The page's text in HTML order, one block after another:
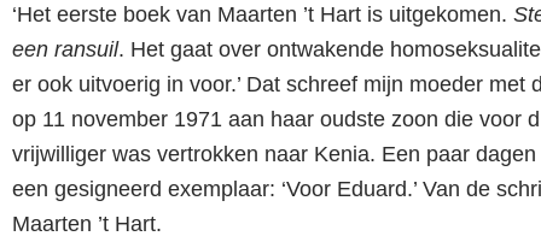
‘Het eerste boek van Maarten ’t Hart is uitgekomen.
een ransuil. Het gaat over ontwakende
er ook uitvoerig in voor.’ Dat schreef mijn moeder met
op 11 november 1971 aan haar oudste zoon die voor
vrijwilliger was vertrokken naar Kenia. Een paar
een gesigneerd exemplaar: ‘Voor Eduard.’ Van de
Maarten ’t Hart.